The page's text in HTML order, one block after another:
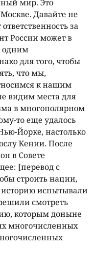
мир. Это
Давайте не
за
России может в
одним
для того, чтобы
что мы,
к нашим
видим места для
в многополярном
то еще удалось
Йорке, настолько
Кении. После
в Совете
[перевод с
строить нации,
историю испытывали
смотреть
которым доныне
многочисленных